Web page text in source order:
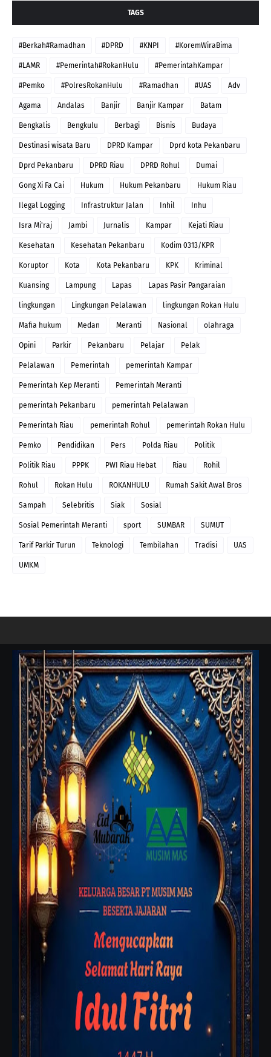
TAGS
#Berkah#Ramadhan #DPRD #KNPI #KoremWiraBima
#LAMR #Pemerintah#RokanHulu #PemerintahKampar
#Pemko #PolresRokanHulu #Ramadhan #UAS Adv
Agama Andalas Banjir Banjir Kampar Batam
Bengkalis Bengkulu Berbagi Bisnis Budaya
Destinasi wisata Baru DPRD Kampar Dprd kota Pekanbaru
Dprd Pekanbaru DPRD Riau DPRD Rohul Dumai
Gong Xi Fa Cai Hukum Hukum Pekanbaru Hukum Riau
Ilegal Logging Infrastruktur Jalan Inhil Inhu
Isra Mi'raj Jambi Jurnalis Kampar Kejati Riau
Kesehatan Kesehatan Pekanbaru Kodim 0313/KPR
Koruptor Kota Kota Pekanbaru KPK Kriminal
Kuansing Lampung Lapas Lapas Pasir Pangaraian
lingkungan Lingkungan Pelalawan lingkungan Rokan Hulu
Mafia hukum Medan Meranti Nasional olahraga
Opini Parkir Pekanbaru Pelajar Pelak
Pelalawan Pemerintah pemerintah Kampar
Pemerintah Kep Meranti Pemerintah Meranti
pemerintah Pekanbaru pemerintah Pelalawan
Pemerintah Riau pemerintah Rohul pemerintah Rokan Hulu
Pemko Pendidikan Pers Polda Riau Politik
Politik Riau PPPK PWI Riau Hebat Riau Rohil
Rohul Rokan Hulu ROKANHULU Rumah Sakit Awal Bros
Sampah Selebritis Siak Sosial
Sosial Pemerintah Meranti sport SUMBAR SUMUT
Tarif Parkir Turun Teknologi Tembilahan Tradisi UAS
UMKM